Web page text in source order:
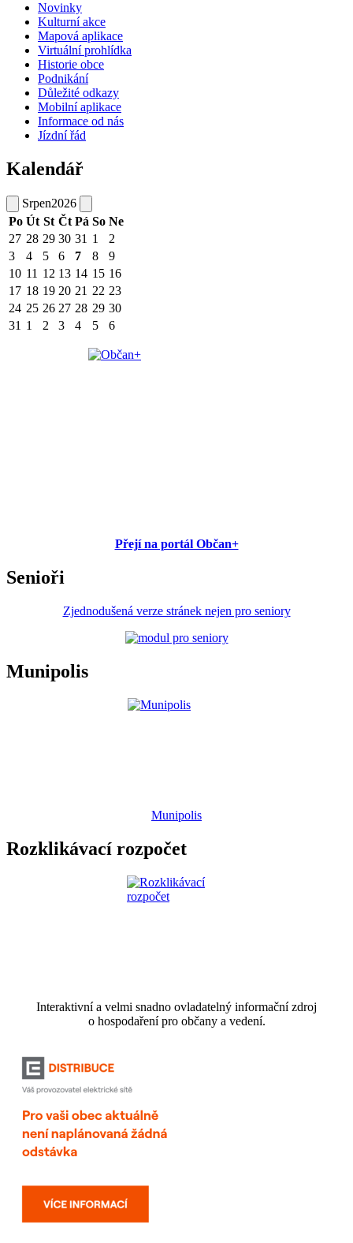
Novinky
Kulturní akce
Mapová aplikace
Virtuální prohlídka
Historie obce
Podnikání
Důležité odkazy
Mobilní aplikace
Informace od nás
Jízdní řád
Kalendář
Srpen2026
Po Út St Čt Pá So Ne
27 28 29 30 31 1
2
3
4 5 6 7 8
9
10 11 12 13 14 15 16
17 18 19 20 21 22 23
24 25 26 27 28 29 30
31 1 2 3 4 5 6
Přejí na portál Občan+
Senioři
Zjednodušená verze stránek nejen pro seniory
Munipolis
Munipolis
Rozklikávací rozpočet
Interaktivní a velmi snadno ovladatelný informační zdroj
o hospodaření pro občany a vedení.